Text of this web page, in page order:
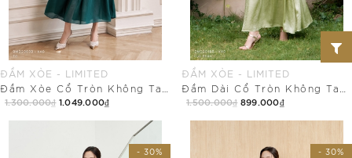
ĐẦM XÒE - LIMITED
1.300.000₫ 1.049.000₫
ĐẦM XÒE - LIMITED
1.500.000₫ 899.000₫
- 30% - 30%